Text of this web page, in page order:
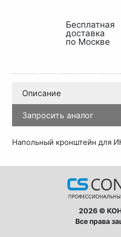
Бесплатная
доставка
по Москве
Описание
Запросить аналог
Напольный кронштейн для
2026 ©
Все права